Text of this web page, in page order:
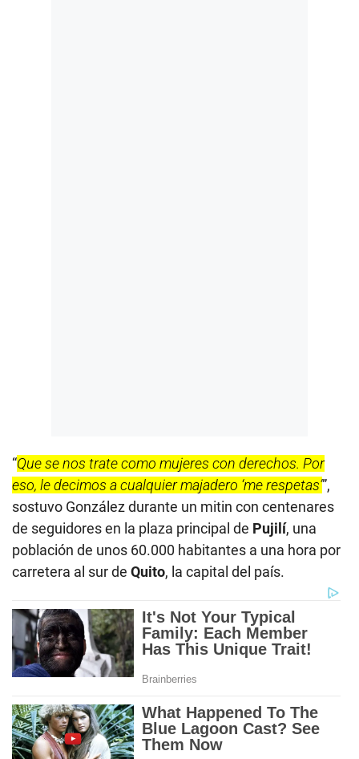
“Que se nos trate como mujeres con derechos. Por
eso, le decimos a cualquier majadero ‘me respetas’”,
sostuvo González durante un mitin con centenares
de seguidores en la plaza principal de Pujilí, una
población de unos 60.000 habitantes a una hora por
carretera al sur de Quito, la capital del país.